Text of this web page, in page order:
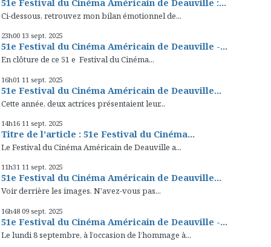
51e Festival du Cinéma Américain de Deauville :...
Ci-dessous, retrouvez mon bilan émotionnel de...
23h00 13 sept. 2025
51e Festival du Cinéma Américain de Deauville -...
En clôture de ce 51 e Festival du Cinéma...
16h01 11 sept. 2025
51e Festival du Cinéma Américain de Deauville...
Cette année, deux actrices présentaient leur...
14h16 11 sept. 2025
Titre de l’article : 51e Festival du Cinéma...
Le Festival du Cinéma Américain de Deauville a...
11h31 11 sept. 2025
51e Festival du Cinéma Américain de Deauville...
Voir derrière les images. N'avez-vous pas...
16h48 09 sept. 2025
51e Festival du Cinéma Américain de Deauville -...
Le lundi 8 septembre, à l’occasion de l’hommage à...